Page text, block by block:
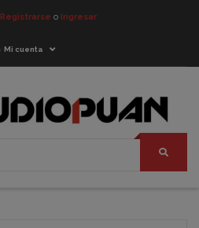
Registrarse o Ingresar
Mi cuenta